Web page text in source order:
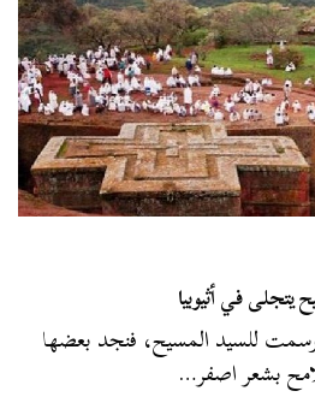
في أثيوبيا
للسيد المسيح، فنجد بعضها
بشعر اصفر…